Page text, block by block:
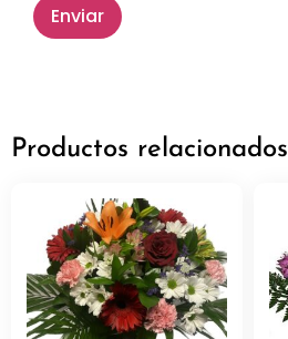
Productos relacionados